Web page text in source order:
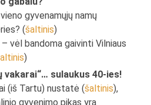
gyvenamųjų namų
(šaltinis)
vėl bandoma gaivinti Vilniaus
)
vakarai“… sulaukus 40-ies!
(iš Tartu) nustatė (šaltinis),
gyvenimo pikas yra